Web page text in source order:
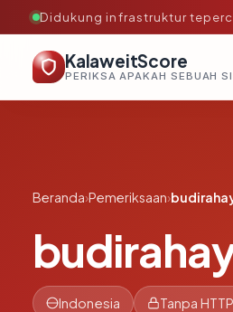
Didukung infrastruktur
KalaweitScore
Beranda›Pemeriksaan›
Indonesia Tanpa